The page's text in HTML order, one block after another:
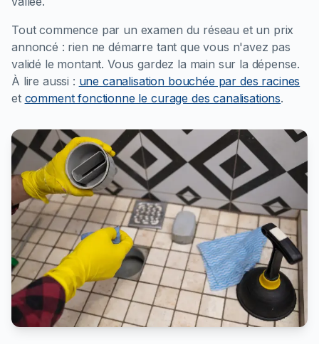
Tout commence par un examen du réseau et un prix
annoncé : rien ne démarre tant que vous n'avez pas
validé le montant. Vous gardez la main sur la dépense.
À lire aussi : une canalisation bouchée par des racines
et comment fonctionne le curage des canalisations.